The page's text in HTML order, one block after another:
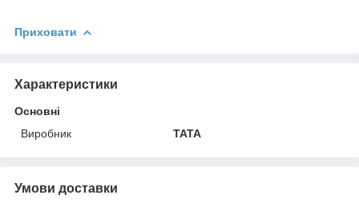
Приховати
Характеристики
Основні
Виробник
TATA
Умови доставки